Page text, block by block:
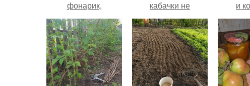
фонарик,
работающий на
воде!
кабачки не
развариваются, а
соус получается
густым и
пикантным.
и